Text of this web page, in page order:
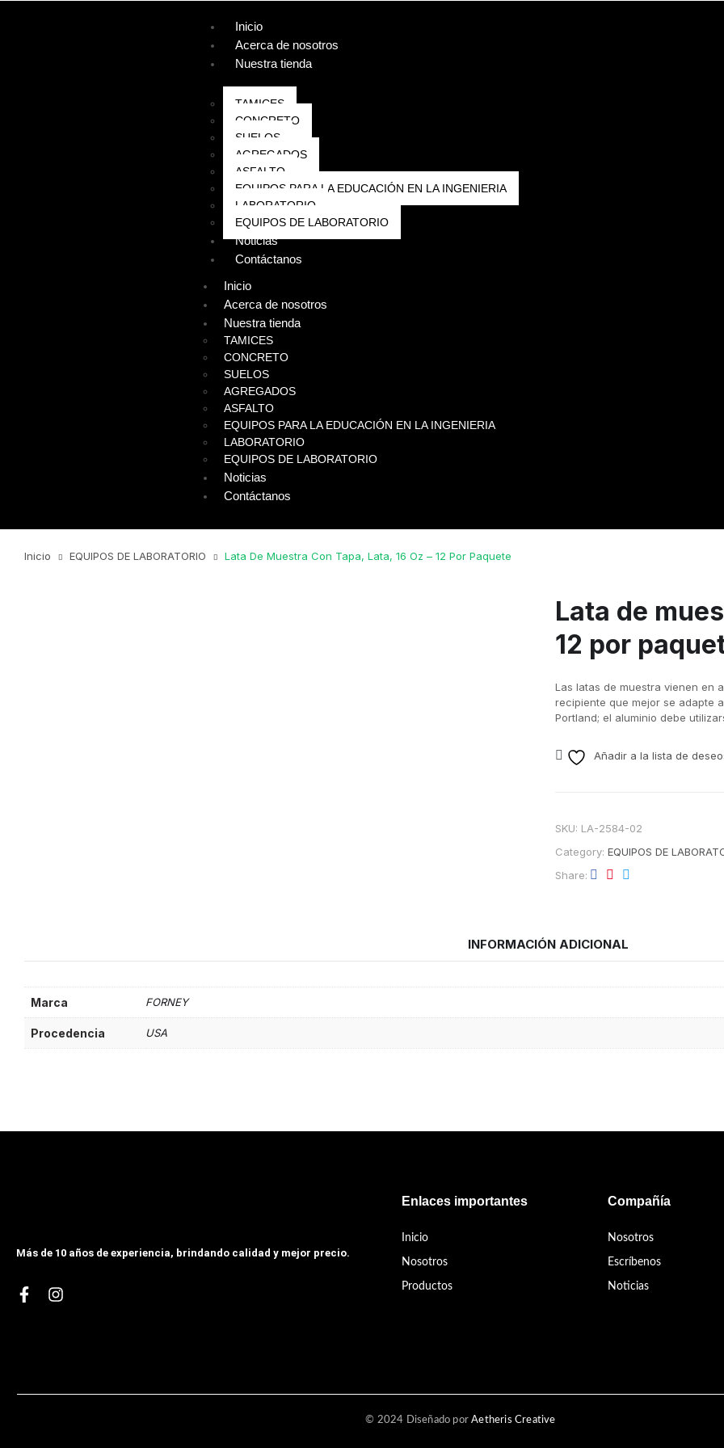
Inicio
Acerca de nosotros
Nuestra tienda
TAMICES
CONCRETO
SUELOS
AGREGADOS
ASFALTO
EQUIPOS PARA LA EDUCACIÓN EN LA INGENIERIA
LABORATORIO
EQUIPOS DE LABORATORIO
Noticias
Contáctanos
Inicio
Acerca de nosotros
Nuestra tienda
TAMICES
CONCRETO
SUELOS
AGREGADOS
ASFALTO
EQUIPOS PARA LA EDUCACIÓN EN LA INGENIERIA
LABORATORIO
EQUIPOS DE LABORATORIO
Noticias
Contáctanos
Inicio EQUIPOS DE LABORATORIO Lata De Muestra Con Tapa, Lata, 16 Oz – 12 Por Paquete
Lata de
12 por
Las latas de muestra vienen en
recipiente que mejor se adapte
Portland; el aluminio debe
Añadir a la lista de
SKU: LA-2584-02
Category: EQUIPOS DE
Share
INFORMACIÓN ADICIONAL
Marca FORNEY
Procedencia USA
Más de 10 años de experiencia, brindando calidad y mejor precio.
Enlaces importantes
Inicio
Nosotros
Productos
Compañía
Nosotros
Escríbenos
Noticias
© 2024 Diseñado porAetheris Creative